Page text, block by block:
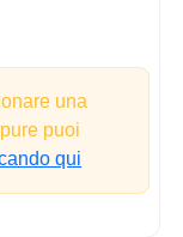
una
puoi
qui